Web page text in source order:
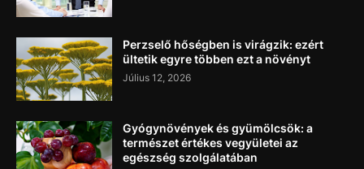
Perzselő hőségben is virágzik: ezért
ültetik egyre többen ezt a növényt
Július 12, 2026
Gyógynövények és gyümölcsök: a
természet értékes vegyületei az
egészség szolgálatában